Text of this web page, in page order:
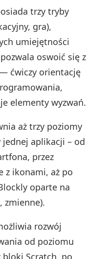
trzy tryby
gra),
umiejętności
oswoić się z
ćwiczy orientację
elementy wyzwań.
aż trzy poziomy
aplikacji – od
przez
z ikonami, aż po
oparte na
zmienne).
rozwój
od poziomu
bloki Scratch, po